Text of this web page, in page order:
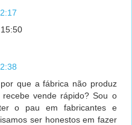
que a fábrica não produz
vende rápido? Sou o
o pau em fabricantes e
ser honestos em fazer